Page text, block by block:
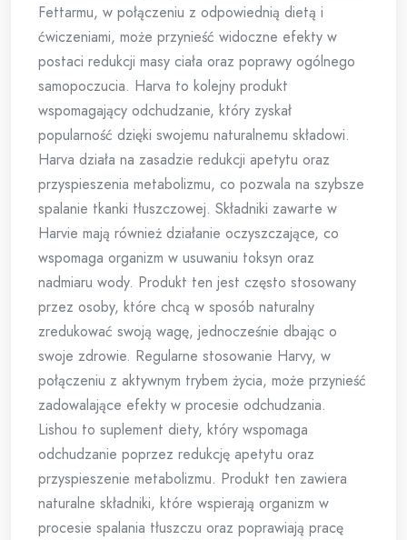
Fettarmu, w połączeniu z odpowiednią dietą i
ćwiczeniami, może przynieść widoczne efekty w
postaci redukcji masy ciała oraz poprawy ogólnego
samopoczucia. Harva to kolejny produkt
wspomagający odchudzanie, który zyskał
popularność dzięki swojemu naturalnemu składowi.
Harva działa na zasadzie redukcji apetytu oraz
przyspieszenia metabolizmu, co pozwala na szybsze
spalanie tkanki tłuszczowej. Składniki zawarte w
Harvie mają również działanie oczyszczające, co
wspomaga organizm w usuwaniu toksyn oraz
nadmiaru wody. Produkt ten jest często stosowany
przez osoby, które chcą w sposób naturalny
zredukować swoją wagę, jednocześnie dbając o
swoje zdrowie. Regularne stosowanie Harvy, w
połączeniu z aktywnym trybem życia, może przynieść
zadowalające efekty w procesie odchudzania.
Lishou to suplement diety, który wspomaga
odchudzanie poprzez redukcję apetytu oraz
przyspieszenie metabolizmu. Produkt ten zawiera
naturalne składniki, które wspierają organizm w
procesie spalania tłuszczu oraz poprawiają pracę